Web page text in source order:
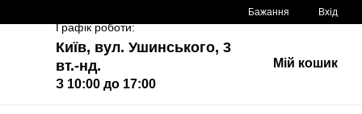
Бажання Вхід
Графік роботи:
Київ, вул. Ушинського, 3
вт.-нд.
З 10:00 до 17:00
Мій кошик